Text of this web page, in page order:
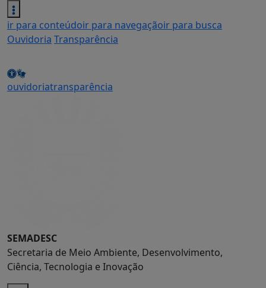
ir para conteúdoir para navegaçãoir para busca
Ouvidoria Transparência
ouvidoriatransparência
SEMADESC
Secretaria de Meio Ambiente, Desenvolvimento,
Ciência, Tecnologia e Inovação